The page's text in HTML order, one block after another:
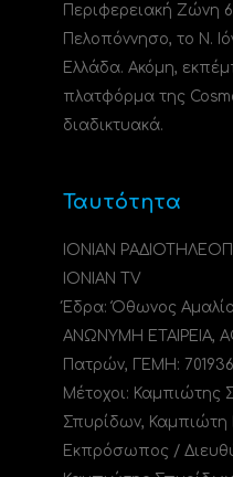
Περιφερειακή Ζώνη
Πελοπόννησο, το N.
Ελλάδα. Ακόμη,
πλατφόρμα της
διαδικτυακά.
Ταυτότητα
ΙΟΝΙΑΝ
IONIAN TV
Έδρα: Όθωνος
ΑΝΩΝΥΜΗ ΕΤΑΙΡΕΙΑ,
Πατρών, ΓΕΜΗ:
Μέτοχοι: Καμπιώτης
Σπυρίδων, Καμπιώτη
Εκπρόσωπος /